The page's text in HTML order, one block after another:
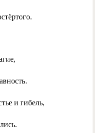
и гибель,